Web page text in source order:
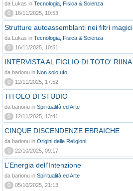
da Lukas in Tecnologia, Fisica & Scienza
0
16/11/2025, 10:53
Strutture autoassemblanti nei filtri magici
da Lukas in Tecnologia, Fisica & Scienza
0
16/11/2025, 10:51
INTERVISTA AL FIGLIO DI TOTO' RIINA
da barionu in Non solo ufo
0
12/11/2025, 17:52
TITOLO DI STUDIO
da barionu in Spiritualità ed Arte
0
12/11/2025, 13:41
CINQUE DISCENDENZE EBRAICHE
da barionu in Origini delle Religioni
0
22/10/2025, 09:17
L’Energia dell’Intenzione
da barionu in Spiritualità ed Arte
0
05/10/2025, 21:13